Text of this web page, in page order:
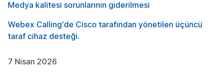
Medya kalitesi sorunlarının giderilmesi
Webex Calling'de Cisco tarafından yönetilen üçüncü
taraf cihaz desteği.
7 Nisan 2026